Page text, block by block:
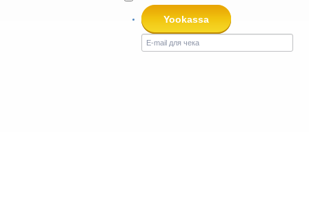
Yookassa